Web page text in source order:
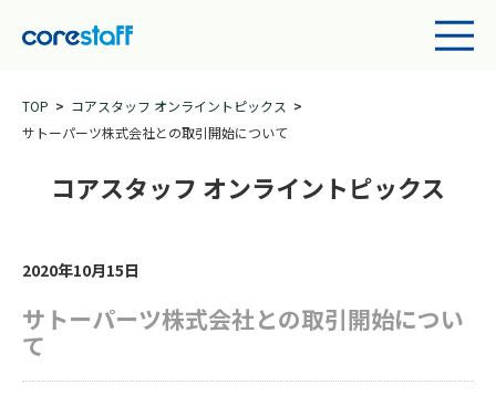
TOP
コアスタッフ オンライントピックス
サトーパーツ株式会社との取引開始について
コアスタッフ オンライントピックス
2020年10月15日
サトーパーツ株式会社との取引開始につい
て